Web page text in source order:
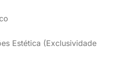
Estética (Exclusividade